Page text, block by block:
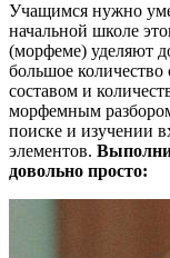
Учащимся нужно
начальной школе
(морфеме) уделяют
большое количество
составом и
морфемным
поиске и изучении
элементов.
довольно просто: